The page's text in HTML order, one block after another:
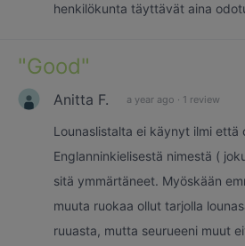
henkilökunta täyttävät aina
"Good"
Anitta F. a year ago · 1 review
Lounaslistalta ei käynyt ilmi että
Englanninkielisestä nimestä (
sitä ymmärtäneet. Myöskään
muuta ruokaa ollut tarjolla
ruuasta, mutta seurueeni muut